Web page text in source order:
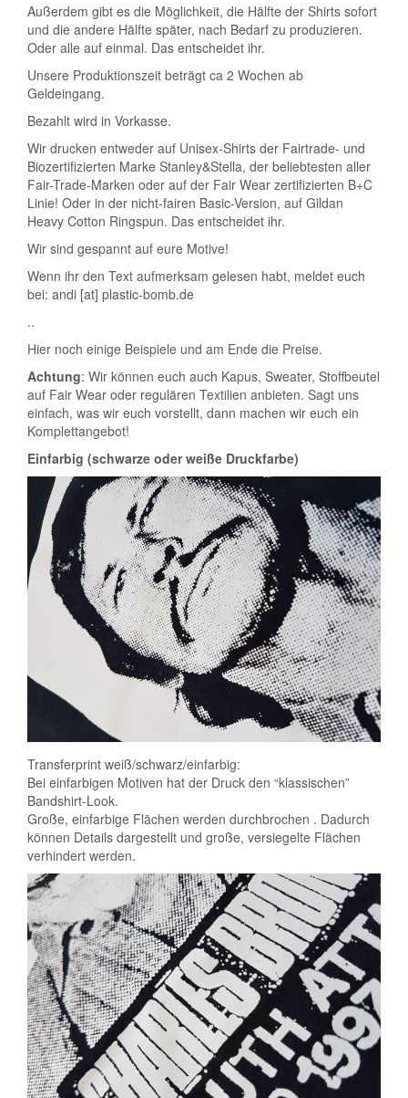
Außerdem gibt es die Möglichkeit, die Hälfte der Shirts sofort
und die andere Hälfte später, nach Bedarf zu produzieren.
Oder alle auf einmal. Das entscheidet ihr.
Unsere Produktionszeit beträgt ca 2 Wochen ab
Geldeingang.
Bezahlt wird in Vorkasse.
Wir drucken entweder auf Unisex-Shirts der Fairtrade- und
Biozertifizierten Marke Stanley&Stella, der beliebtesten aller
Fair-Trade-Marken oder auf der Fair Wear zertifizierten B+C
Linie! Oder in der nicht-fairen Basic-Version, auf Gildan
Heavy Cotton Ringspun. Das entscheidet ihr.
Wir sind gespannt auf eure Motive!
Wenn ihr den Text aufmerksam gelesen habt, meldet euch
bei: andi [at] plastic-bomb.de
..
Hier noch einige Beispiele und am Ende die Preise.
Achtung: Wir können euch auch Kapus, Sweater, Stoffbeutel
auf Fair Wear oder regulären Textilien anbieten. Sagt uns
einfach, was wir euch vorstellt, dann machen wir euch ein
Komplettangebot!
Einfarbig (schwarze oder weiße Druckfarbe)
Transferprint weiß/schwarz/einfarbig:
Bei einfarbigen Motiven hat der Druck den “klassischen”
Bandshirt-Look.
Große, einfarbige Flächen werden durchbrochen . Dadurch
können Details dargestellt und große, versiegelte Flächen
verhindert werden.